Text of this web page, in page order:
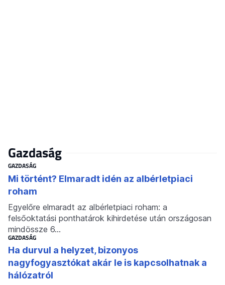
Gazdaság
GAZDASÁG
Mi történt? Elmaradt idén az albérletpiaci
roham
Egyelőre elmaradt az albérletpiaci roham: a
felsőoktatási ponthatárok kihirdetése után országosan
mindössze 6…
GAZDASÁG
Ha durvul a helyzet, bizonyos
nagyfogyasztókat akár le is kapcsolhatnak a
hálózatról